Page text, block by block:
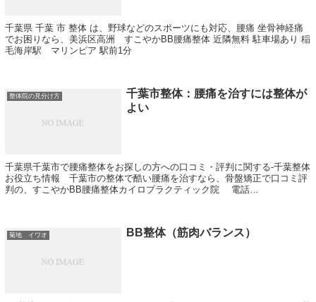
千葉県 千葉 市 整体 は、野球などのスポーツにも対応、腰痛 坐骨神経痛
でお困りなら、美浜区高洲 すこやかBB腰痛整体 近隣無料 駐車場あり 稲
毛海岸駅 マリンピア 駅前1分
整体院の見分け方
千葉市整体：腰痛を治すには整体が
よい
千葉県千葉市で腰痛整体をお探しの方への口コミ・評判に関する-千葉整体
お役立ち情報 千葉市の整体で酷い腰痛を治すなら、骨盤矯正で口コミ評
判の、すこやかBB腰痛整体カイロプラクティック院 電話
菊地 イワオ BB整体（筋肉バランス）